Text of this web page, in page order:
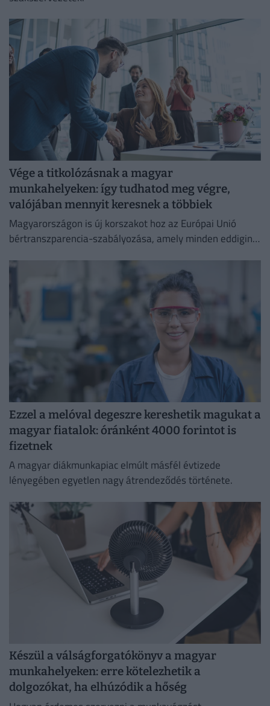
Vége a titkolózásnak a magyar
munkahelyeken: így tudhatod meg végre,
valójában mennyit keresnek a többiek
Magyarországon is új korszakot hoz az Európai Unió
bértranszparencia-szabályozása, amely minden eddiginél
Ezzel a melóval degeszre kereshetik magukat a
magyar fiatalok: óránként 4000 forintot is
fizetnek
A magyar diákmunkapiac elmúlt másfél évtizede
lényegében egyetlen nagy átrendeződés története.
Készül a válságforgatókönyv a magyar
munkahelyeken: erre kötelezhetik a
dolgozókat, ha elhúzódik a hőség